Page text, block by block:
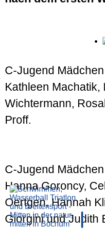
C-Jugend
Kathleen Machatik,
Wichtermann,
Proff.
C-Jugend
Hanna Goroncy,
Oertgen, Hannah
Giorgini und Judith